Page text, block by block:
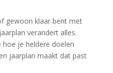
gewoon klaar bent met
verandert alles.
je heldere doelen
jaarplan maakt dat past